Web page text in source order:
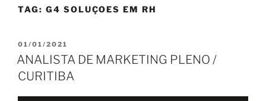
TAG: G4 SOLUÇOES EM RH
PUBLICADO
EM
01/01/2021
ANALISTA DE MARKETING PLENO /
CURITIBA